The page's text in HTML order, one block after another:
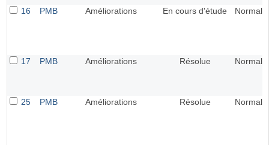
16 PMB Améliorations En cours d'étude Normal
17 PMB Améliorations Résolue Normal
25 PMB Améliorations Résolue Normal